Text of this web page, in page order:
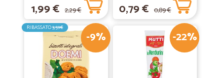
1,99 € 2,29 € 0,79 € 0,89 €
-9%
RIBASSATO3,59€
-22%